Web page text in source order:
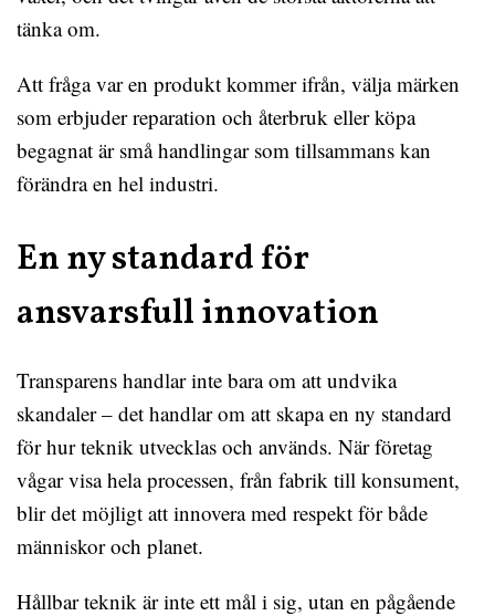
tänka om.
Att fråga var en produkt kommer ifrån, välja märken
som erbjuder reparation och återbruk eller köpa
begagnat är små handlingar som tillsammans kan
förändra en hel industri.
En ny standard för
ansvarsfull innovation
Transparens handlar inte bara om att undvika
skandaler – det handlar om att skapa en ny standard
för hur teknik utvecklas och används. När företag
vågar visa hela processen, från fabrik till konsument,
blir det möjligt att innovera med respekt för både
människor och planet.
Hållbar teknik är inte ett mål i sig, utan en pågående